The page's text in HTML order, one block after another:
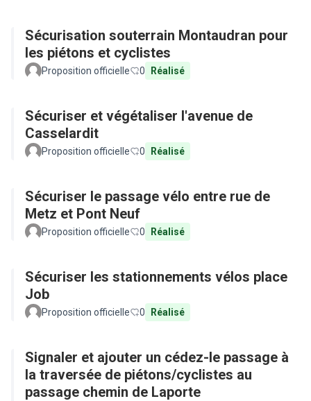
Sécurisation souterrain Montaudran pour
les piétons et cyclistes
Proposition officielle 0 Réalisé
Sécuriser et végétaliser l'avenue de
Casselardit
Proposition officielle 0 Réalisé
Sécuriser le passage vélo entre rue de
Metz et Pont Neuf
Proposition officielle 0 Réalisé
Sécuriser les stationnements vélos place
Job
Proposition officielle 0 Réalisé
Signaler et ajouter un cédez-le passage à
la traversée de piétons/cyclistes au
passage chemin de Laporte